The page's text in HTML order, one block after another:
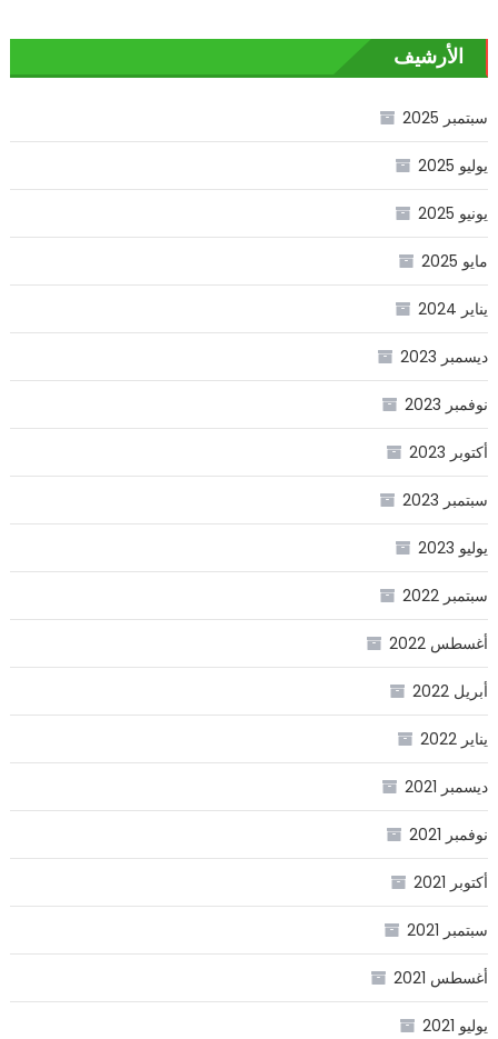
الأرشيف
سبتمبر 2025
يوليو 2025
يونيو 2025
مايو 2025
يناير 2024
ديسمبر 2023
نوفمبر 2023
أكتوبر 2023
سبتمبر 2023
يوليو 2023
سبتمبر 2022
أغسطس 2022
أبريل 2022
يناير 2022
ديسمبر 2021
نوفمبر 2021
أكتوبر 2021
سبتمبر 2021
أغسطس 2021
يوليو 2021